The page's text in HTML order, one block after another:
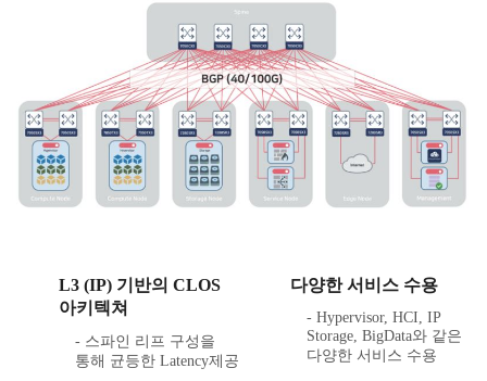
L3 (IP) 기반의 CLOS
아키텍쳐
- 스파인 리프 구성을
통해 균등한 Latency제공
다양한 서비스 수용
- Hypervisor, HCI, IP
Storage, BigData와 같은
다양한 서비스 수용